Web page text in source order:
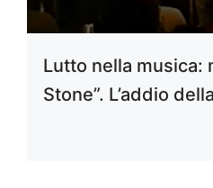
Lutto nella musica:
Stone”. L’addio